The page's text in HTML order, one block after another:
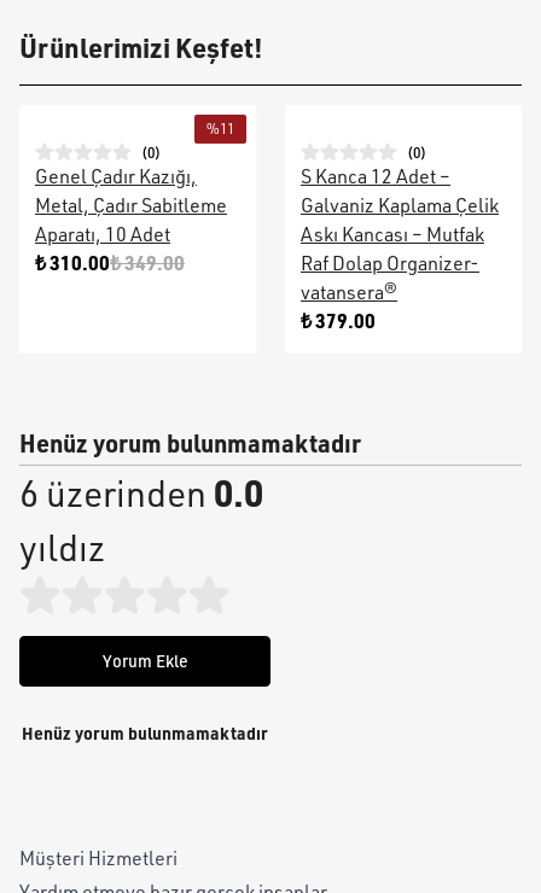
Ürünlerimizi Keşfet!
%11
(0)
Genel Çadır Kazığı,
Metal, Çadır Sabitleme
Aparatı, 10 Adet
₺ 310.00₺ 349.00
(0)
S Kanca 12 Adet –
Galvaniz Kaplama Çelik
Askı Kancası – Mutfak
Raf Dolap Organizer-
vatansera®
₺ 379.00
Henüz yorum bulunmamaktadır
6 üzerinden 0.0
yıldız
Yorum Ekle
Henüz yorum bulunmamaktadır
Müşteri Hizmetleri